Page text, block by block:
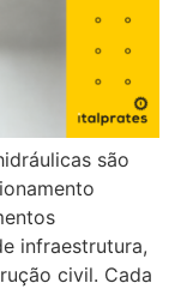
são
infraestrutura,
civil. Cada